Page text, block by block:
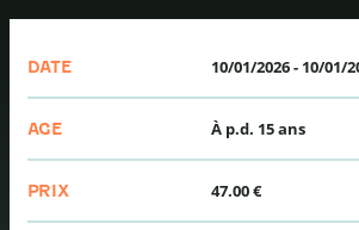
DATE 10/01/2026- 10/01/
AGE À p.d. 15 ans
PRIX 47.00 €